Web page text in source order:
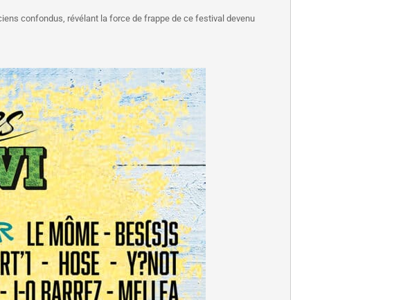
confondus, révélant la force de frappe de ce festival devenu